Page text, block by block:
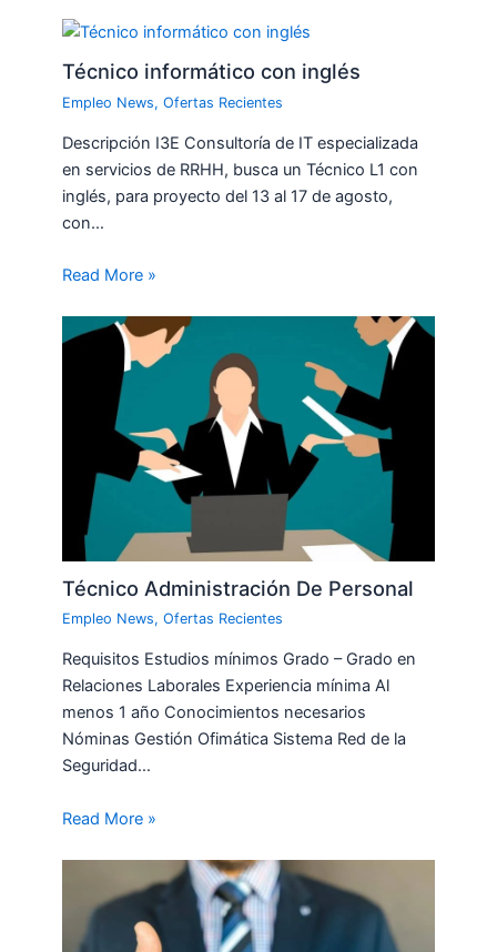
Técnico informático con inglés
Empleo News,Ofertas Recientes
Descripción I3E Consultoría de IT especializada
en servicios de RRHH, busca un Técnico L1 con
inglés, para proyecto del 13 al 17 de agosto,
con…
Read More »
Técnico Administración De Personal
Empleo News,Ofertas Recientes
Requisitos Estudios mínimos Grado – Grado en
Relaciones Laborales Experiencia mínima Al
menos 1 año Conocimientos necesarios
Nóminas Gestión Ofimática Sistema Red de la
Seguridad…
Read More »